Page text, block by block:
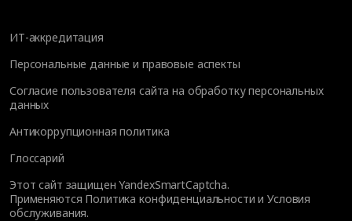
ИТ-аккредитация
Персональные данные и правовые аспекты
Согласие пользователя сайта на обработку персональных
данных
Антикоррупционная политика
Глоссарий
Этот сайт защищен YandexSmartCaptcha.
Применяются Политика конфиденциальности иУсловия
обслуживания.